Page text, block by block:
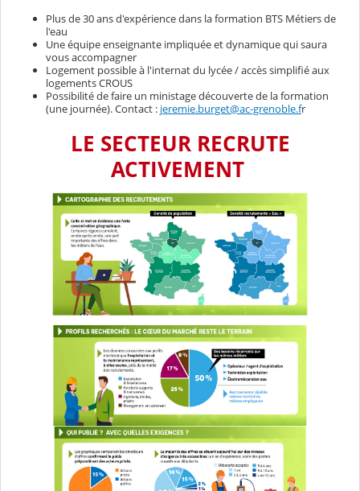
Plus de 30 ans d'expérience dans la formation BTS Métiers de
l'eau
Une équipe enseignante impliquée et dynamique qui saura
vous accompagner
Logement possible à l'internat du lycée / accès simplifié aux
logements CROUS
Possibilité de faire un ministage découverte de la formation
(une journée). Contact : jeremie.burget@ac-grenoble.fr
LE SECTEUR RECRUTE
ACTIVEMENT